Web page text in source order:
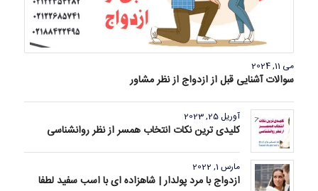
می 11, 2024
سوالات آشنایی قبل از ازدواج از نظر مشاور
آوریل 25, 2023
کلیدی ترین نکات انتخاب همسر از نظر روانشناسی
مارس 1, 2022
ازدواج با مرد پولدار | شاهزاده ای با اسب سفید لطفا